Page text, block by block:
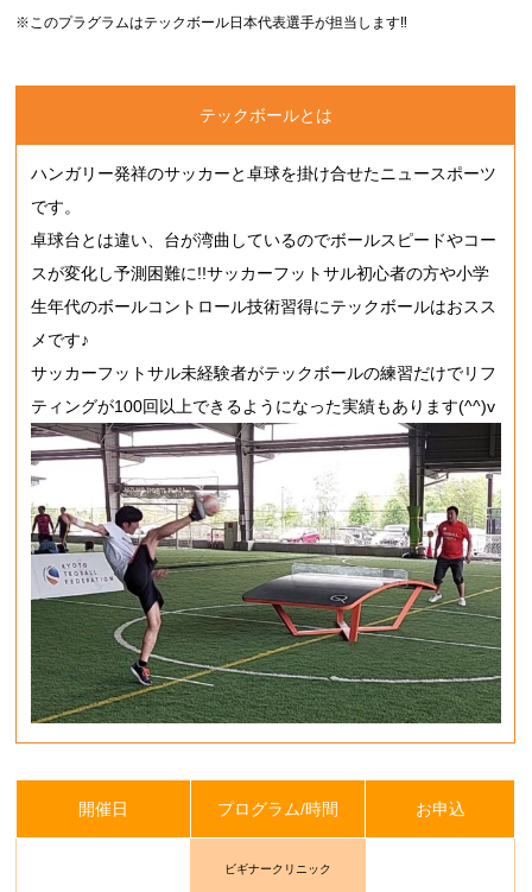
※このプラグラムはテックボール日本代表選手が担当します‼
テックボールとは
ハンガリー発祥のサッカーと卓球を掛け合せたニュースポーツ
です。
卓球台とは違い、台が湾曲しているのでボールスピードやコー
スが変化し予測困難に!!サッカーフットサル初心者の方や小学
生年代のボールコントロール技術習得にテックボールはおスス
メです♪
サッカーフットサル未経験者がテックボールの練習だけでリフ
ティングが100回以上できるようになった実績もあります(^^)v
開催日 プログラム/時間 お申込
ビギナークリニック